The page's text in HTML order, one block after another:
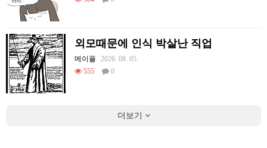
외모때문에 인식 박살난 직업
메이플
2026. 08. 05.
555
0
더보기